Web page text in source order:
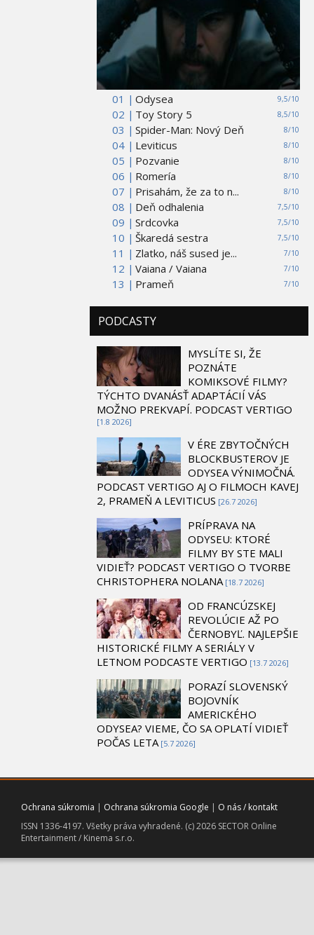
01 | 9,5/10
Odysea
02 |
8,5/10
Toy Story 5
03 |
8/10
Spider-Man: Nový Deň
04 |
8/10
Leviticus
05 |
8/10
Pozvanie
06 |
8/10
Romería
07 |
8/10
Prisahám, že za to n...
08 |
7,5/10
Deň odhalenia
09 |
7,5/10
Srdcovka
10 |
7,5/10
Škaredá sestra
11 |
7/10
Zlatko, náš sused je...
12 |
7/10
Vaiana / Vaiana
13 |
7/10
Prameň
PODCASTY
MYSLÍTE SI, ŽE
POZNÁTE
KOMIKSOVÉ FILMY?
TÝCHTO DVANÁSŤ ADAPTÁCIÍ VÁS
MOŽNO PREKVAPÍ. PODCAST VERTIGO
[1.8 2026]
V ÉRE ZBYTOČNÝCH
BLOCKBUSTEROV JE
ODYSEA VÝNIMOČNÁ.
PODCAST VERTIGO AJ O FILMOCH KAVEJ
2, PRAMEŇ A LEVITICUS [26.7 2026]
PRÍPRAVA NA
ODYSEU: KTORÉ
FILMY BY STE MALI
VIDIEŤ? PODCAST VERTIGO O TVORBE
CHRISTOPHERA NOLANA [18.7 2026]
OD FRANCÚZSKEJ
REVOLÚCIE AŽ PO
ČERNOBYĽ. NAJLEPŠIE
HISTORICKÉ FILMY A SERIÁLY V
LETNOM PODCASTE VERTIGO [13.7 2026]
PORAZÍ SLOVENSKÝ
BOJOVNÍK
AMERICKÉHO
ODYSEA? VIEME, ČO SA OPLATÍ VIDIEŤ
POČAS LETA [5.7 2026]
Ochrana súkromia | Ochrana súkromia Google | O nás / kontakt
ISSN 1336-4197. Všetky práva vyhradené. (c) 2026 SECTOR Online
Entertainment / Kinema s.r.o.